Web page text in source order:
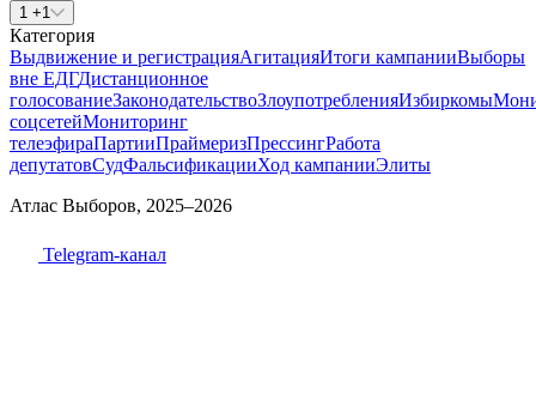
1 +1
Категория
Выдвижение и регистрацияАгитацияИтоги кампанииВыборы
вне ЕДГДистанционное
голосованиеЗаконодательствоЗлоупотребленияИзбиркомы
соцсетейМониторинг
телеэфираПартииПраймеризПрессингРабота
депутатовСудФальсификацииХод кампанииЭлиты
Атлас Выборов, 2025–2026
Telegram-канал